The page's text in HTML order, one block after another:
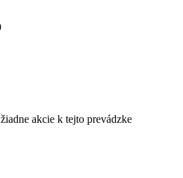
akcie k tejto prevádzke